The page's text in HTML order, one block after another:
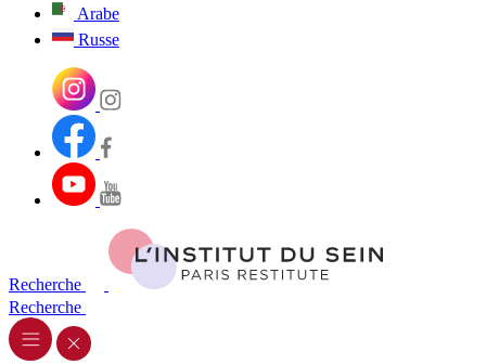
Arabe
Russe
Recherche
Recherche